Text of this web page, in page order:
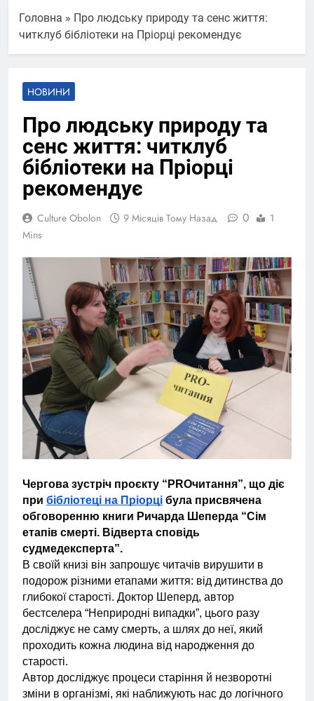
Головна » Про людську природу та сенс життя:
читклуб бібліотеки на Пріорці рекомендує
НОВИНИ
Про людську природу та
сенс життя: читклуб
бібліотеки на Пріорці
рекомендує
Culture Obolon 9 Місяців Тому Назад 0
1
Mins
Чергова зустріч проєкту “PROчитання”, що діє
при бібліотеці на Пріорці була присвячена
обговоренню книги Ричарда Шеперда “Сім
етапів смерті. Відверта сповідь
судмедексперта”.
В своїй книзі він запрошує читачів вирушити в
подорож різними етапами життя: від дитинства до
глибокої старості. Доктор Шеперд, автор
бестселера “Неприродні випадки”, цього разу
досліджує не саму смерть, а шлях до неї, який
проходить кожна людина від народження до
старості.
Автор досліджує процеси старіння й незворотні
зміни в організмі, які наближують нас до логічного